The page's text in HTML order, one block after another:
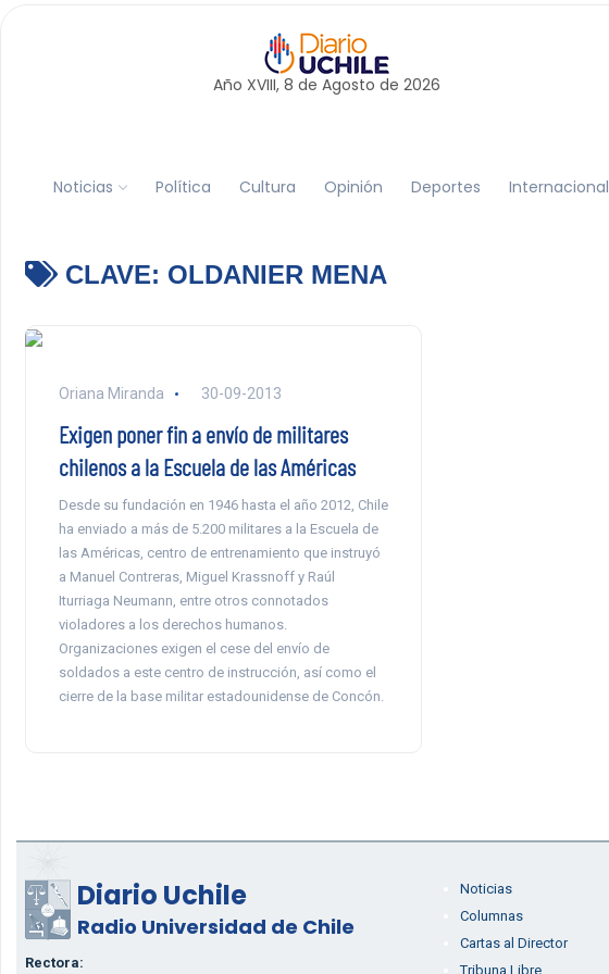
Año XVIII, 8 de Agosto de 2026
Noticias Política Cultura Opinión Deportes Internacional
CLAVE: OLDANIER MENA
Oriana Miranda 30-09-2013
Exigen poner fin a envío de militares
chilenos a la Escuela de las Américas
Desde su fundación en 1946 hasta el año 2012, Chile
ha enviado a más de 5.200 militares a la Escuela de
las Américas, centro de entrenamiento que instruyó
a Manuel Contreras, Miguel Krassnoff y Raúl
Iturriaga Neumann, entre otros connotados
violadores a los derechos humanos.
Organizaciones exigen el cese del envío de
soldados a este centro de instrucción, así como el
cierre de la base militar estadounidense de Concón.
Diario Uchile
Radio Universidad de Chile
Rectora:
Noticias
Columnas
Cartas al Director
Tribuna Libre